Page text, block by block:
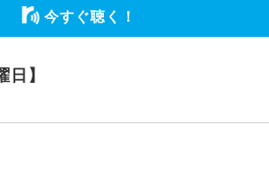
今すぐ聴く！
日】